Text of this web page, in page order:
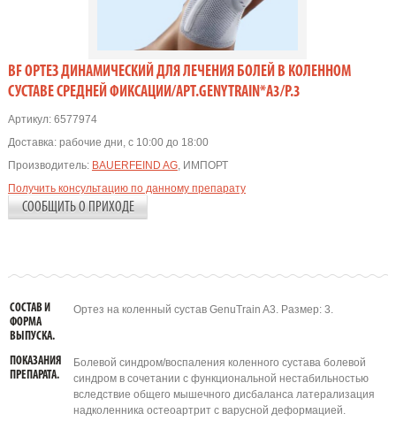
BF ОРТЕЗ ДИНАМИЧЕСКИЙ ДЛЯ ЛЕЧЕНИЯ БОЛЕЙ В КОЛЕННОМ
СУСТАВЕ СРЕДНЕЙ ФИКСАЦИИ/АРТ.GENYTRAIN*А3/Р.3
Артикул:6577974
Доставка: рабочие дни, с 10:00 до 18:00
Производитель: BAUERFEIND AG, ИМПОРТ
Получить консультацию по данному препарату
СООБЩИТЬ О ПРИХОДЕ
СОСТАВ И
ФОРМА
ВЫПУСКА.
Ортез на коленный сустав GenuTrain A3. Размер: 3.
ПОКАЗАНИЯ
ПРЕПАРАТА.
Болевой синдром/воспаления коленного сустава болевой
синдром в сочетании с функциональной нестабильностью
вследствие общего мышечного дисбаланса латерализация
надколенника остеоартрит с варусной деформацией.